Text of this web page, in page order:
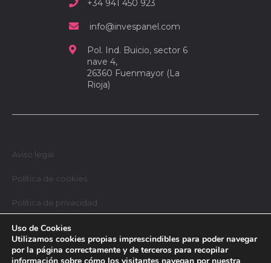
+34 941 450 923
info@invespanel.com
Pol. Ind. Buicio, sector 6
nave 4,
26360 Fuenmayor (La
Rioja)
Aviso legal
Política de cookies
Política de privacidad
Política de calidad y medioambiental
Uso de Cookies
Utilizamos cookies propias imprescindibles para poder navegar
por la página correctamente y de terceros para recopilar